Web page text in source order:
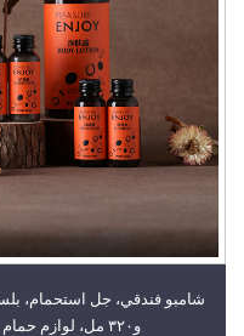
و٣٢٠ مل، لوازم حمام فندقية بكميات كبيرة من تايتانغ